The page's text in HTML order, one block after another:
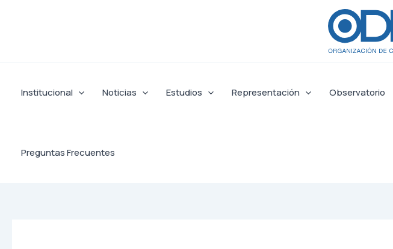
Institucional Noticias Estudios Representación Observatorio
Preguntas Frecuentes